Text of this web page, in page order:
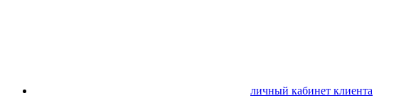
личный кабинет клиента